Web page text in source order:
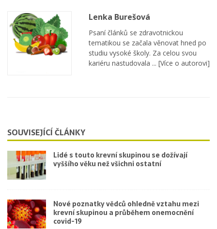
Lenka Burešová
Psaní článků se zdravotnickou
tematikou se začala věnovat hned po
studiu vysoké školy. Za celou svou
kariéru nastudovala ... [Více o autorovi]
SOUVISEJÍCÍ ČLÁNKY
Lidé s touto krevní skupinou se dožívají
vyššího věku než všichni ostatní
Nové poznatky vědců ohledně vztahu mezi
krevní skupinou a průběhem onemocnění
covid-19